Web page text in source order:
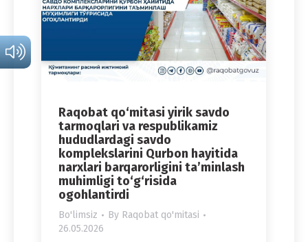
Raqobat qo‘mitasi yirik savdo
tarmoqlari va respublikamiz
hududlardagi savdo
komplekslarini Qurbon hayitida
narxlari barqarorligini ta’minlash
muhimligi to‘g‘risida
ogohlantirdi
Bo'limsiz By Raqobat qo'mitasi
26.05.2026